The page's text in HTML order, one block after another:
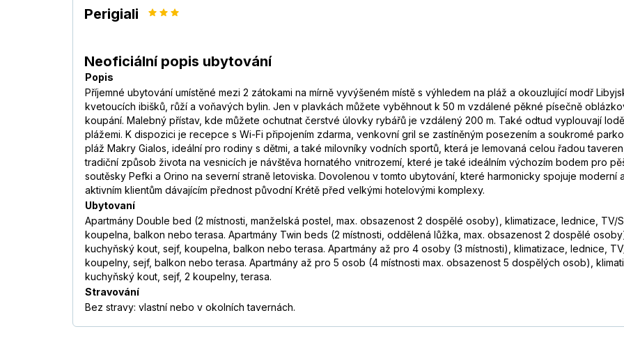
Perigiali
Neoficiální popis ubytování
Popis
Příjemné ubytování umístěné mezi 2 zátokami na mírně vyvýšeném místě s výhledem na pláž a okouzlující modř
kvetoucích ibišků, růží a voňavých bylin. Jen v plavkách můžete vyběhnout k 50 m vzdálené pěkné písečně
koupání. Malebný přístav, kde můžete ochutnat čerstvé úlovky rybářů je vzdálený 200 m. Také odtud vyplouvají
plážemi. K dispozici je recepce s Wi-Fi připojením zdarma, venkovní gril se zastíněným posezením a soukromé
pláž Makry Gialos, ideální pro rodiny s dětmi, a také milovníky vodních sportů, která je lemovaná celou řadou
tradiční způsob života na vesnicích je návštěva hornatého vnitrozemí, které je také ideálním výchozím bodem pro
soutěsky Pefki a Orino na severní straně letoviska. Dovolenou v tomto ubytování, které harmonicky spojuje
aktivním klientům dávajícím přednost původní Krétě před velkými hotelovými komplexy.
Ubytovaní
Apartmány Double bed (2 místnosti, manželská postel, max. obsazenost 2 dospělé osoby), klimatizace, lednice, TV/
koupelna, balkon nebo terasa. Apartmány Twin beds (2 místnosti, oddělená lůžka, max. obsazenost 2 dospělé
kuchyňský kout, sejf, koupelna, balkon nebo terasa. Apartmány až pro 4 osoby (3 místnosti), klimatizace, lednice,
koupelny, sejf, balkon nebo terasa. Apartmány až pro 5 osob (4 místnosti max. obsazenost 5 dospělých osob),
kuchyňský kout, sejf, 2 koupelny, terasa.
Stravování
Bez stravy: vlastní nebo v okolních tavernách.